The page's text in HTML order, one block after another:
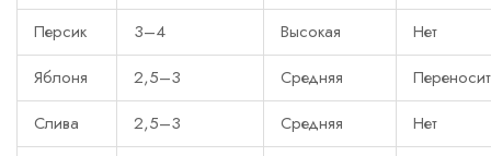
Персик 3–4 Высокая
Нет
Яблоня
2,5–3 Средняя
Переносит
Слива
2,5–3 Средняя Нет